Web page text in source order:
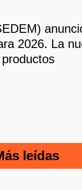
2026. La
leídas